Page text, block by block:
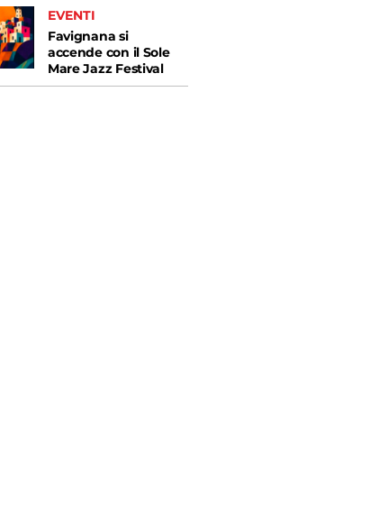
EVENTI
Favignana si
accende con il Sole
Mare Jazz Festival